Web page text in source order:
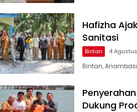
Hafizha
Sanitasi
Bintan 4
Bintan,
Dukung